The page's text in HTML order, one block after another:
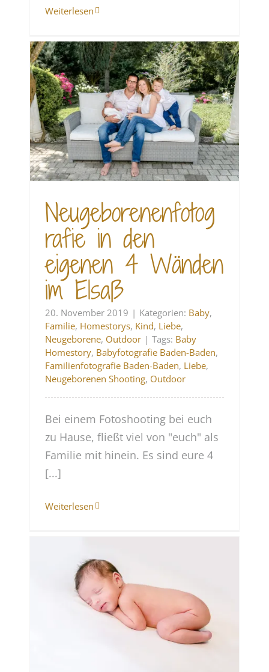
Weiterlesen
Neugeborenenfotog
rafie in den
eigenen 4 Wänden
im Elsaß
20. November 2019 | Kategorien: Baby,
Familie, Homestorys, Kind, Liebe,
Neugeborene, Outdoor | Tags: Baby
Homestory, Babyfotografie Baden-Baden,
Familienfotografie Baden-Baden, Liebe,
Neugeborenen Shooting, Outdoor
Bei einem Fotoshooting bei euch
zu Hause, fließt viel von "euch" als
Familie mit hinein. Es sind eure 4
[...]
Weiterlesen